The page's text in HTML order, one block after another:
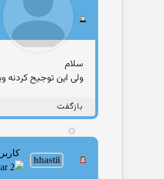
سلام
ولی این توجیح کردنه
بازگفت
hhastii
کاربر